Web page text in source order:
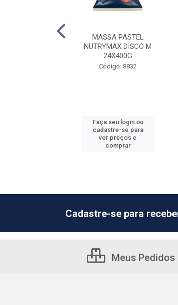
MASSA PASTEL
NUTRYMAX DISCO M
24X400G
Código: 8832
Faça seu login ou
cadastre-se para
ver preços e
comprar
Cadastre-se para
Meus Pedidos